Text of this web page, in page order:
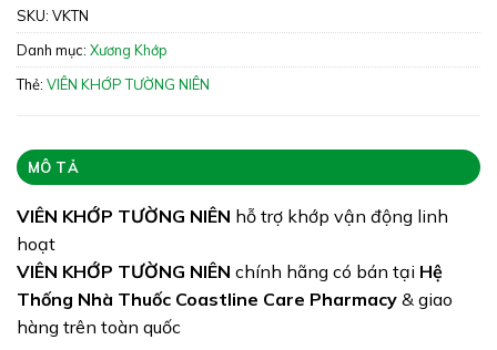
Giấy phép: 11138/2021/ĐKSP – 97/2022/XNQC-
ATTP
Quy cách: Hộp 60 viên
SKU: VKTN
Danh mục: Xương Khớp
Thẻ: VIÊN KHỚP TƯỜNG NIÊN
MÔ TẢ
VIÊN KHỚP TƯỜNG NIÊN hỗ trợ khớp vận động linh
hoạt
VIÊN KHỚP TƯỜNG NIÊN chính hãng có bán tại Hệ
Thống Nhà Thuốc Coastline Care Pharmacy & giao
hàng trên toàn quốc